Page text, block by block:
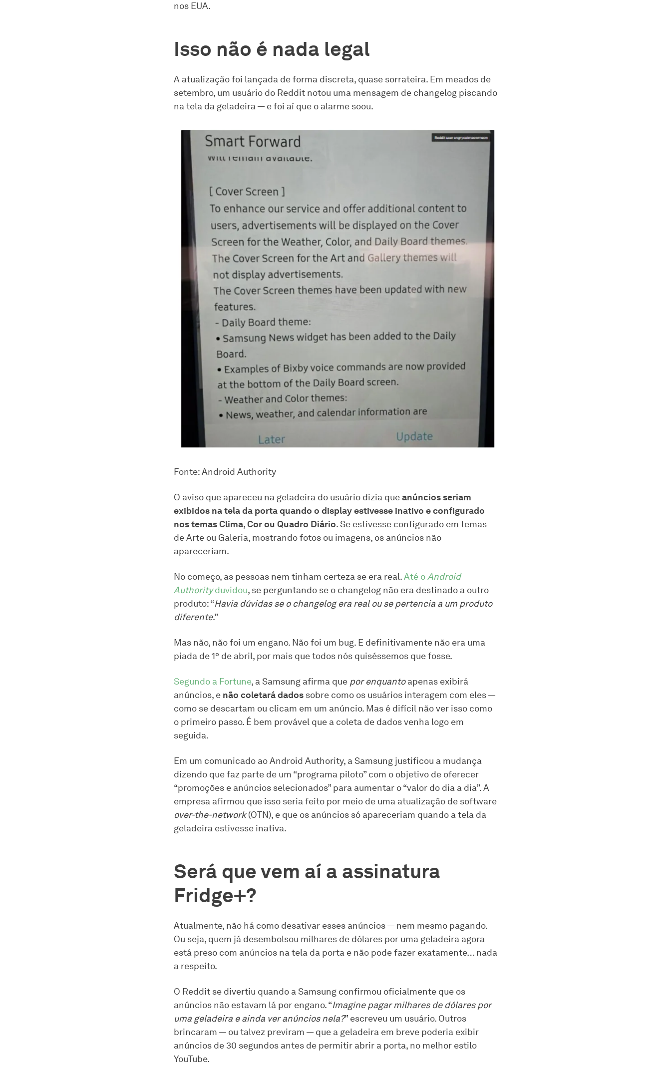
nos EUA.
Isso não é nada legal
A atualização foi lançada de forma discreta, quase sorrateira. Em meados de
setembro, um usuário do Reddit notou uma mensagem de changelog piscando
na tela da geladeira — e foi aí que o alarme soou.
Fonte: Android Authority
O aviso que apareceu na geladeira do usuário dizia queanúncios seriam
exibidos na tela da porta quando o display estivesse inativo e configurado
nos temas Clima, Cor ou Quadro Diário. Se estivesse configurado em temas
de Arte ou Galeria, mostrando fotos ou imagens, os anúncios não
apareceriam.
No começo, as pessoas nem tinham certeza se era real.Até oAndroid
Authorityduvidou, se perguntando se o changelog não era destinado a outro
produto: “Havia dúvidas se o changelog era real ou se pertencia a um produto
diferente.”
Mas não, não foi um engano. Não foi um bug. E definitivamente não era uma
piada de 1º de abril, por mais que todos nós quiséssemos que fosse.
Segundo a Fortune, a Samsung afirma que por enquantoapenas exibirá
anúncios, e não coletará dados sobre como os usuários interagem com eles —
como se descartam ou clicam em um anúncio. Mas é difícil não ver isso como
o primeiro passo. É bem provável que a coleta de dados venha logo em
seguida.
Em um comunicado ao Android Authority, a Samsung justificou a mudança
dizendo que faz parte de um “programa piloto” com o objetivo de oferecer
“promoções e anúncios selecionados” para aumentar o “valor do dia a dia”. A
empresa afirmou que isso seria feito por meio de uma atualização de software
over-the-network(OTN), e que os anúncios só apareceriam quando a tela da
geladeira estivesse inativa.
Será que vem aí a assinatura
Fridge+?
Atualmente, não há como desativar esses anúncios — nem mesmo pagando.
Ou seja, quem já desembolsou milhares de dólares por uma geladeira agora
está preso com anúncios na tela da porta e não pode fazer exatamente… nada
a respeito.
O Reddit se divertiu quando a Samsung confirmou oficialmente que os
anúncios não estavam lá por engano. “Imagine pagar milhares de dólares por
uma geladeira e ainda ver anúncios nela?” escreveu um usuário. Outros
brincaram — ou talvez previram — que a geladeira em breve poderia exibir
anúncios de 30 segundos antes de permitir abrir a porta, no melhor estilo
YouTube.